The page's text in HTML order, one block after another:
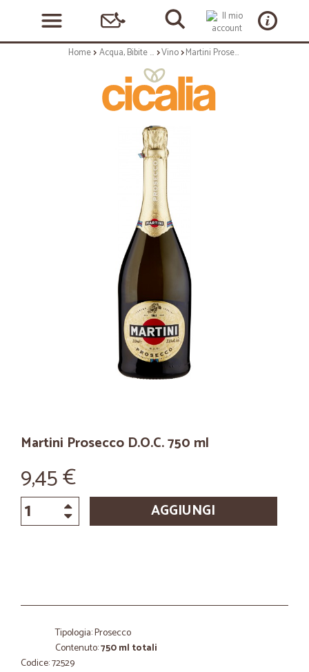
Home Acqua, Bibite e Alcolici Vino Martini Prosecco D.O.C. 750 ml
Martini Prosecco D.O.C. 750 ml
9,45 €
AGGIUNGI
Tipologia: Prosecco
Contenuto:750 ml totali
Codice: 72529